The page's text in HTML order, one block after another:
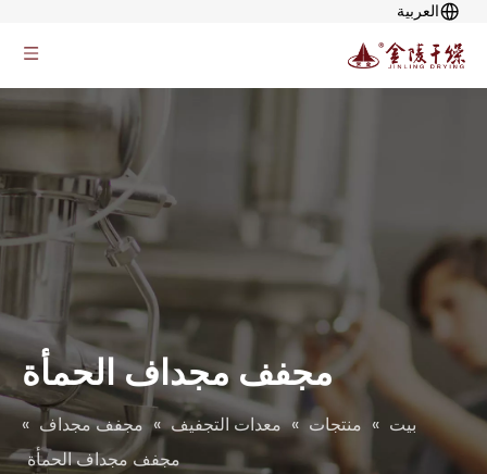
العربية
مجفف مجداف الحمأة
بيت » منتجات » معدات التجفيف » مجفف مجداف »
مجفف مجداف الحمأة